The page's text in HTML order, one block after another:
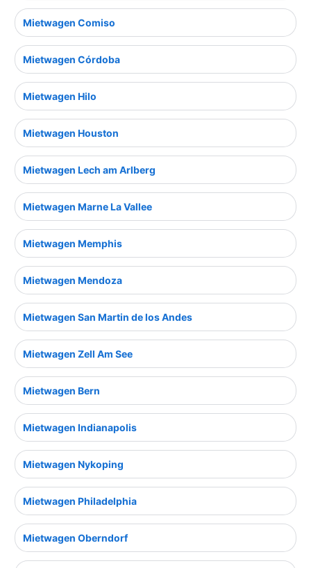
Mietwagen Comiso
Mietwagen Córdoba
Mietwagen Hilo
Mietwagen Houston
Mietwagen Lech am Arlberg
Mietwagen Marne La Vallee
Mietwagen Memphis
Mietwagen Mendoza
Mietwagen San Martin de los Andes
Mietwagen Zell Am See
Mietwagen Bern
Mietwagen Indianapolis
Mietwagen Nykoping
Mietwagen Philadelphia
Mietwagen Oberndorf